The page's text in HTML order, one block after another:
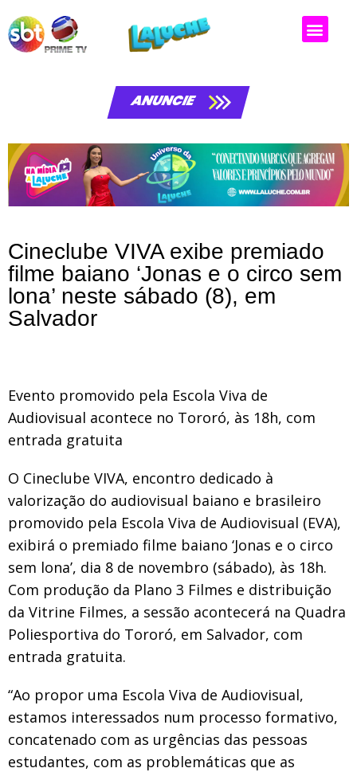
ANUNCIE
Cineclube VIVA exibe premiado
filme baiano ‘Jonas e o circo sem
lona’ neste sábado (8), em
Salvador
Evento promovido pela Escola Viva de
Audiovisual acontece no Tororó, às 18h, com
entrada gratuita
O Cineclube VIVA, encontro dedicado à
valorização do audiovisual baiano e brasileiro
promovido pela Escola Viva de Audiovisual (EVA),
exibirá o premiado filme baiano ‘Jonas e o circo
sem lona’, dia 8 de novembro (sábado), às 18h.
Com produção da Plano 3 Filmes e distribuição
da Vitrine Filmes, a sessão acontecerá na Quadra
Poliesportiva do Tororó, em Salvador, com
entrada gratuita.
“Ao propor uma Escola Viva de Audiovisual,
estamos interessados num processo formativo,
concatenado com as urgências das pessoas
estudantes, com as problemáticas que as